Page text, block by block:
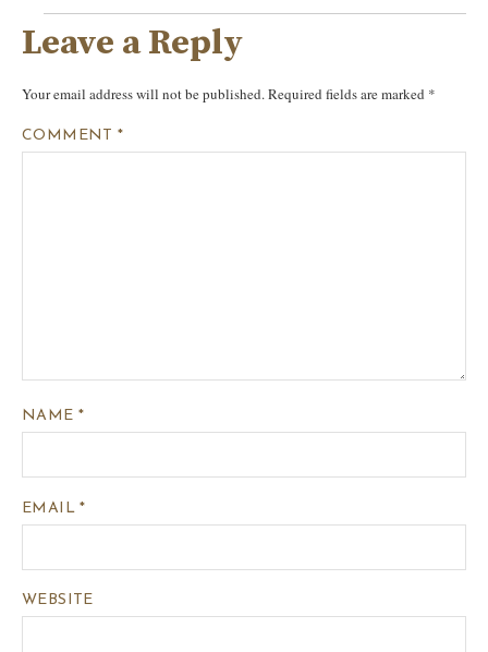
Leave a Reply
Your email address will not be published.Required fields are marked *
COMMENT*
NAME *
EMAIL*
WEBSITE